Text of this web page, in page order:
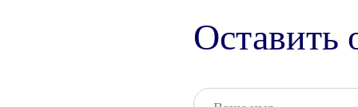
Оставить